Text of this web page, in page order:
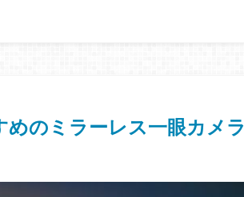
のミラーレス一眼カメラ